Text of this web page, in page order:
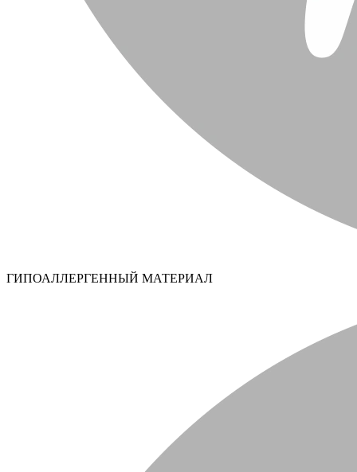
ГИПОАЛЛЕРГЕННЫЙ МАТЕРИАЛ